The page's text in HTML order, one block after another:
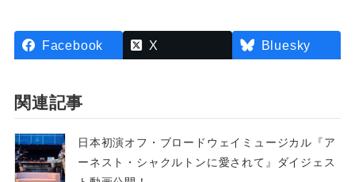
Facebook X Bluesky
関連記事
日本初演オフ・ブロードウェイミュージカル『ア
ーネスト・シャクルトンに愛されて』ダイジェス